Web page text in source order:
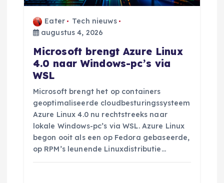
Eater
Tech nieuws
augustus 4, 2026
Microsoft brengt Azure Linux
4.0 naar Windows-pc’s via
WSL
Microsoft brengt het op containers
geoptimaliseerde cloudbesturingssysteem
Azure Linux 4.0 nu rechtstreeks naar
lokale Windows-pc’s via WSL. Azure Linux
begon ooit als een op Fedora gebaseerde,
op RPM’s leunende Linuxdistributie…